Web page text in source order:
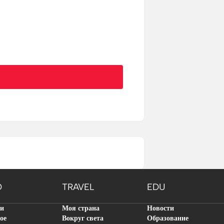
TRAVEL EDU
Моя страна
Вокруг света
Новости
Образование